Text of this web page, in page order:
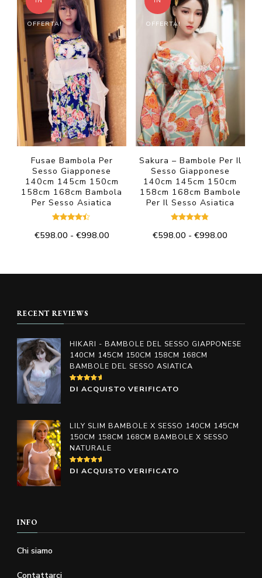
€998.00
più
varianti.
Le
opzioni
possono
essere
scelte
nella
pagina
del
prodotto
varianti.
Le
opzioni
possono
essere
scelte
nella
pagina
del
prodotto
OFFERTA!
Fusae Bambola Per
Sesso Giapponese
140cm 145cm 150cm
158cm 168cm Bambola
Per Sesso Asiatica
4.33
€598.00 - €998.00Fascia
da
varianti.
opzioni
possono
essere
pagina
del
prodotto
OFFERTA!
Sakura – Bambole Per Il
Sesso Giapponese
140cm 145cm 150cm
158cm 168cm Bambole
Per Il Sesso Asiatica
4.67
€598.00 - €998.00
da
opzioni
possono
pagina
RECENT REVIEWS
HIKARI - BAMBOLE DEL SESSO GIAPPONESE
140CM 145CM 150CM 158CM 168CM
BAMBOLE DEL SESSO ASIATICA
VALUTATO
4SU
DI ACQUISTO VERIFICATO
LILY SLIM BAMBOLE X SESSO 140CM 145CM
150CM 158CM 168CM BAMBOLE X SESSO
NATURALE
VALUTATO
5SU 5
DI ACQUISTO VERIFICATO
INFO
Chi siamo
Contattarci